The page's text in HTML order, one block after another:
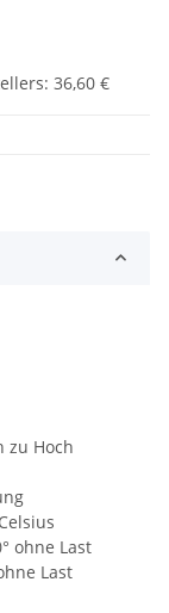
: 36,60 €
zu Hoch
ohne Last
Last